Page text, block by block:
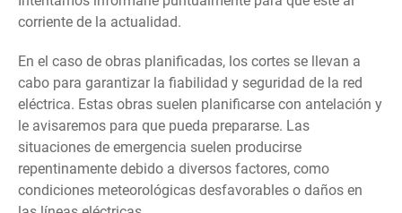
corriente de la actualidad.
En el caso de obras planificadas, los cortes se llevan a
cabo para garantizar la fiabilidad y seguridad de la red
eléctrica. Estas obras suelen planificarse con antelación y
le avisaremos para que pueda prepararse. Las
situaciones de emergencia suelen producirse
repentinamente debido a diversos factores, como
condiciones meteorológicas desfavorables o daños en